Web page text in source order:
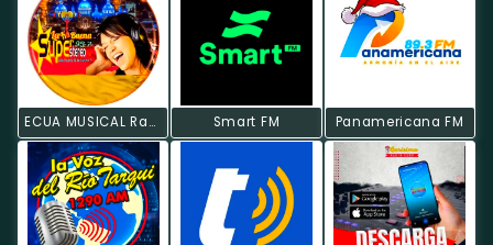
ECUA MUSICAL Radio Smart FM Panamericana FM